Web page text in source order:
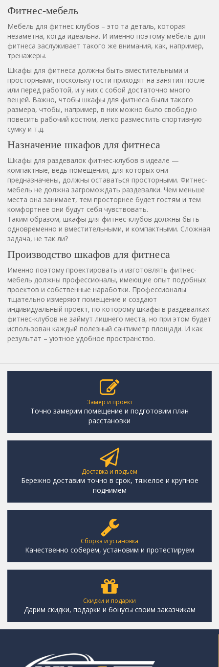
Фитнес-мебель
Мебель для фитнес клубов – это та деталь, которая
незаметна, когда идеальна. И именно поэтому мебель для
фитнеса заслуживает такого же внимания, как, например,
тренажеры.
Шкафы для фитнеса должны быть вместительными и
просторными, поскольку гости приходят на занятия после
или перед работой, и у них с собой достаточно много
вещей. Важно, чтобы шкафы для фитнеса были такого
размера, чтобы, например, в них можно было свободно
повесить рабочий костюм, легко разместить спортивную
сумку и т.д.
Назначение шкафов для фитнеса
Шкафы для раздевалок фитнес-клубов в идеале —
компактные, ведь помещения, для которых они
предназначены, должны оставаться просторными. Фитнес-
мебель не должна загромождать раздевалки. Чем меньше
места она занимает, тем просторнее будет гостям и тем
комфортнее они будут себя чувствовать.
Таким образом, шкафы для фитнес-клубов должны быть
одновременно и вместительными, и компактными. Сложная
задача, не так ли?
Производство шкафов для фитнеса
Именно поэтому проектировать и изготовлять фитнес-
мебель должны профессионалы, имеющие опыт подобных
проектов и собственные наработки. Профессионалы
тщательно измеряют помещение и создают
индивидуальный проект, по которому шкафы в раздевалках
фитнес-клубов не займут лишнего места, но при этом будет
использован каждый полезный сантиметр площади. И как
результат – уютное удобное пространство.
Замер и проект
Точно замерим помещение и подготовим план
расстановки
Доставка и подъем
Бережно доставим точно в срок, тяжелое и крупное
поднимем
Сборка и установка
Качественно соберем, установим и протестируем
Скидки и подарки
Дарим скидки, подарки и бонусы своим заказчикам